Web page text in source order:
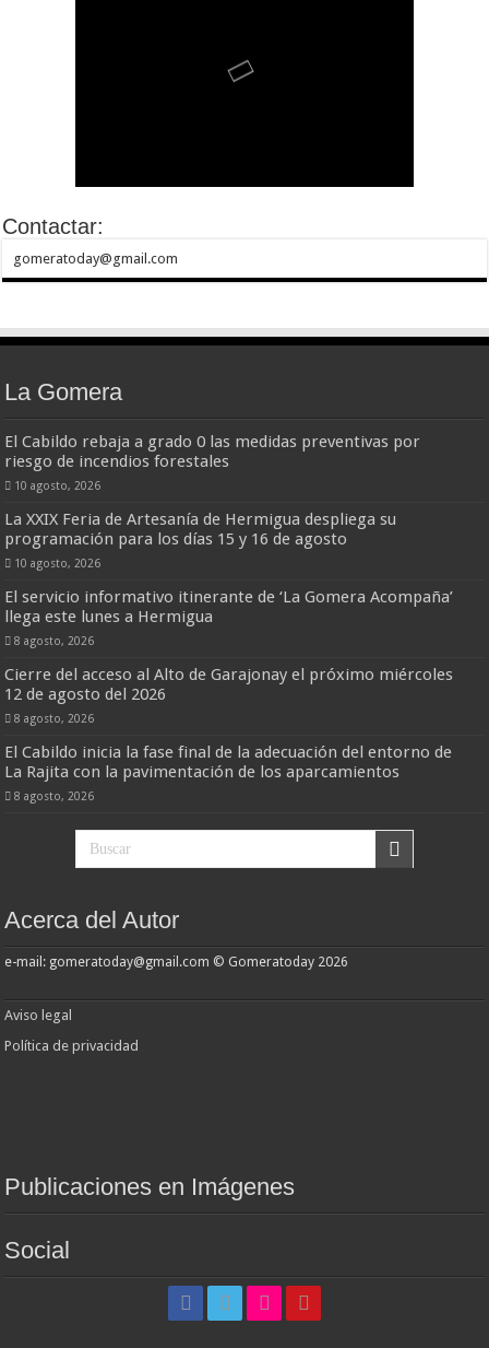
Contactar:
gomeratoday@gmail.com
La Gomera
El Cabildo rebaja a grado 0 las medidas preventivas por
riesgo de incendios forestales
10 agosto, 2026
La XXIX Feria de Artesanía de Hermigua despliega su
programación para los días 15 y 16 de agosto
10 agosto, 2026
El servicio informativo itinerante de ‘La Gomera Acompaña’
llega este lunes a Hermigua
8 agosto, 2026
Cierre del acceso al Alto de Garajonay el próximo miércoles
12 de agosto del 2026
8 agosto, 2026
El Cabildo inicia la fase final de la adecuación del entorno de
La Rajita con la pavimentación de los aparcamientos
8 agosto, 2026
Acerca del Autor
e-mail: gomeratoday@gmail.com © Gomeratoday 2026
Aviso legal
Política de privacidad
Publicaciones en Imágenes
Social